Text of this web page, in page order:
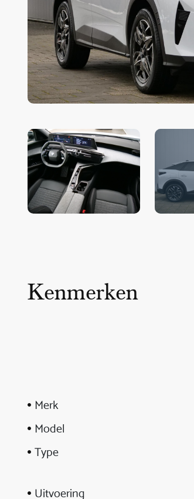
Kenmerken
Merk
Model
Type
Uitvoering